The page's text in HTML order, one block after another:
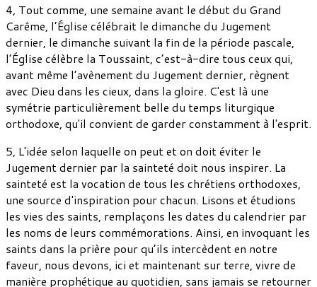
4, Tout comme, une semaine avant le début du Grand
Carême, l’Église célébrait le dimanche du Jugement
dernier, le dimanche suivant la fin de la période pascale,
l’Église célèbre la Toussaint, c’est-à-dire tous ceux qui,
avant même l’avènement du Jugement dernier, règnent
avec Dieu dans les cieux, dans la gloire. C'est là une
symétrie particulièrement belle du temps liturgique
orthodoxe, qu'il convient de garder constamment à l'esprit.
5, L'idée selon laquelle on peut et on doit éviter le
Jugement dernier par la sainteté doit nous inspirer. La
sainteté est la vocation de tous les chrétiens orthodoxes,
une source d'inspiration pour chacun. Lisons et étudions
les vies des saints, remplaçons les dates du calendrier par
les noms de leurs commémorations. Ainsi, en invoquant les
saints dans la prière pour qu’ils intercèdent en notre
faveur, nous devons, ici et maintenant sur terre, vivre de
manière prophétique au quotidien, sans jamais se retourner